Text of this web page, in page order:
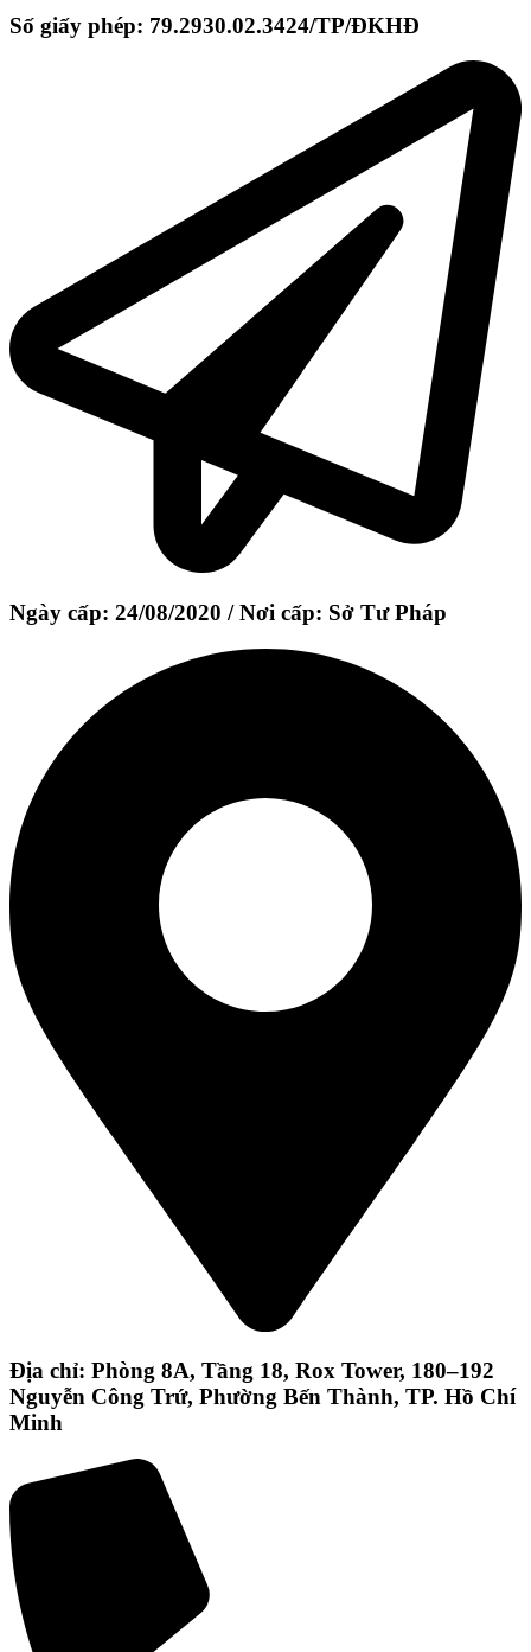
Số giấy phép: 79.2930.02.3424/TP/ĐKHĐ
Ngày cấp: 24/08/2020 / Nơi cấp: Sở Tư Pháp
Địa chỉ: Phòng 8A, Tầng 18, Rox Tower, 180–192
Nguyễn Công Trứ, Phường Bến Thành, TP. Hồ Chí
Minh